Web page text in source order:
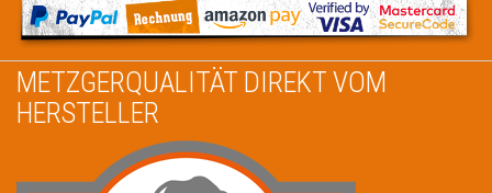
METZGERQUALITÄT DIREKT VOM
HERSTELLER